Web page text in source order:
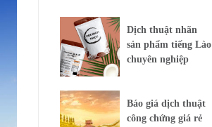
Dịch thuật nhãn
sản phẩm tiếng Lào
chuyên nghiệp
Báo giá dịch thuật
công chứng giá rẻ